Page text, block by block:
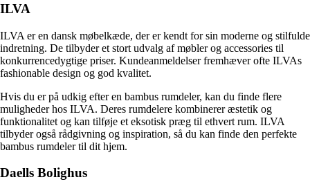
ILVA
ILVA er en dansk møbelkæde, der er kendt for sin moderne og stilfulde
indretning. De tilbyder et stort udvalg af møbler og accessories til
konkurrencedygtige priser. Kundeanmeldelser fremhæver ofte ILVAs
fashionable design og god kvalitet.
Hvis du er på udkig efter en bambus rumdeler, kan du finde flere
muligheder hos ILVA. Deres rumdelere kombinerer æstetik og
funktionalitet og kan tilføje et eksotisk præg til ethvert rum. ILVA
tilbyder også rådgivning og inspiration, så du kan finde den perfekte
bambus rumdeler til dit hjem.
Daells Bolighus